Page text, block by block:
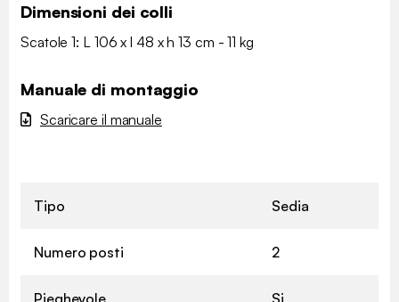
Dimensioni dei colli
Scatole 1: L 106 x l 48 x h 13 cm - 11 kg
Manuale di montaggio
Scaricare il manuale
Tipo Sedia
Numero posti 2
Pieghevole Si